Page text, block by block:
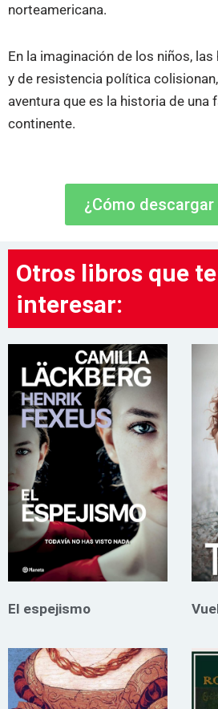
norteamericana.
En la imaginación de los niños,
y de resistencia política
aventura que es la historia de una
continente.
¿Cómo
Otros libros que
interesar:
El espejismo